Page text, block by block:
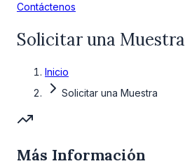
Contáctenos
Solicitar una Muestra
Inicio
Solicitar una Muestra
Más Información